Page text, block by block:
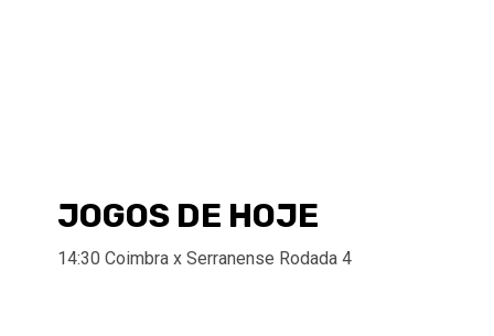
JOGOS DE HOJE
14:30 Coimbra x Serranense Rodada 4